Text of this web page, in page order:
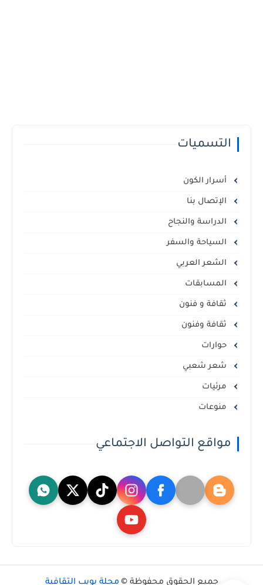
التسميات
أسرار الكون
الإتصال بنا
الدراسة والنجاح
السياحة والسفر
الشعر العربي
المسابقات
ثقافة و فنون
ثقافة وفنون
حوارات
شعر شعبي
مرئيات
منوعات
مواقع التواصل الاجتماعي
جميع الحقوق محفوظة © مجلة بويب الثقافية